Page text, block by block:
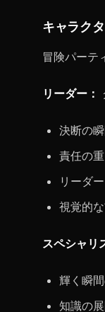
キャラク
冒険パーテ
リーダー：
決断の
責任の重
リーダ
視覚的
スペシャリ
輝く瞬
知識の